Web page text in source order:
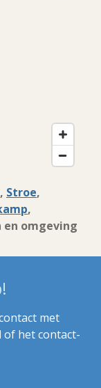
, Stroe,
,
en omgeving
met
of het contact-